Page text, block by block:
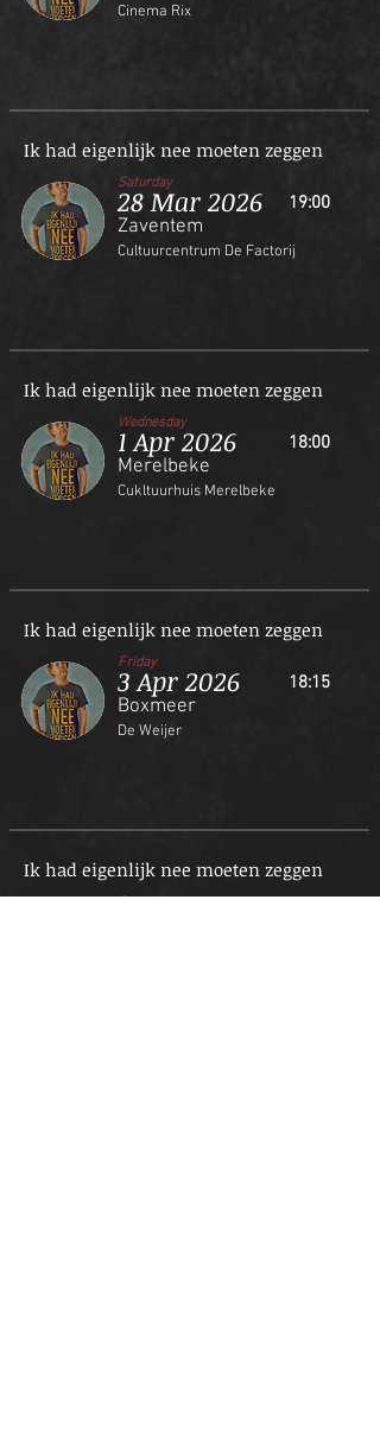
Cinema Rix
Ik had eigenlijk nee moeten zeggen
28 Mar 2026
Saturday
19:00
Zaventem
Cultuurcentrum De Factorij
Ik had eigenlijk nee moeten zeggen
1 Apr 2026
Wednesday
18:00
Merelbeke
Cukltuurhuis Merelbeke
Ik had eigenlijk nee moeten zeggen
3 Apr 2026
Friday
18:15
Boxmeer
De Weijer
Ik had eigenlijk nee moeten zeggen